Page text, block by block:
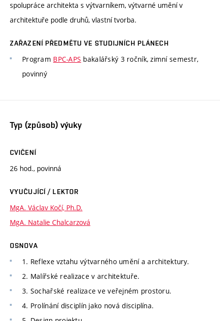
spolupráce architekta s výtvarníkem, výtvarné umění v
architektuře podle druhů, vlastní tvorba.
ZAŘAZENÍ PŘEDMĚTU VE STUDIJNÍCH PLÁNECH
Program BPC-APS bakalářský 3 ročník, zimní semestr,
povinný
Typ (způsob) výuky
CVIČENÍ
26 hod., povinná
VYUČUJÍCÍ / LEKTOR
MgA. Václav Kočí, Ph.D.
MgA. Natalie Chalcarzová
OSNOVA
1. Reflexe vztahu výtvarného umění a architektury.
2. Malířské realizace v architektuře.
3. Sochařské realizace ve veřejném prostoru.
4. Prolínání disciplín jako nová disciplína.